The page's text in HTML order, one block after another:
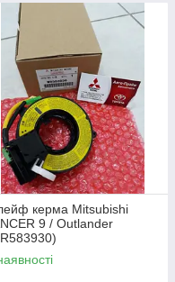
керма Mitsubishi
9 / Outlander